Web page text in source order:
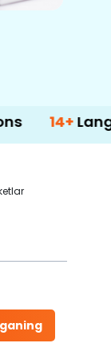
Language